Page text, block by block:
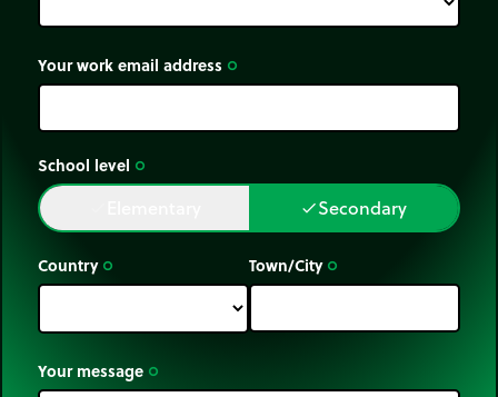
Your work email address trip_origin
School level trip_origin
doneSecondary
Country trip_origin Town/City trip_origin
Your message trip_origin